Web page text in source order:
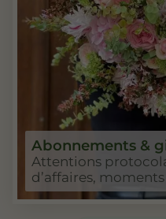
Abonnements &
Attentions
d’affaires,